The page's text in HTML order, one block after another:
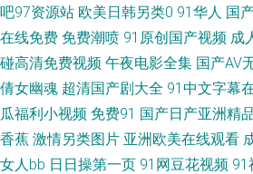
碰 91极品反差 国国国国产在线精品 午夜精品
网站 亚洲第十一页无码AV 豆花黑料成人 亚洲
草 黄色片免费在线观看 爱豆传媒免费播放 婷婷
性爱91网 91啪啪啪免费网址 久热大香蕉 91av
吧97资源站 欧美日韩另类0 91华人 国
在线免费 免费潮喷 91原创国产视频 成
碰高清免费视频 午夜电影全集 国产AV
倩女幽魂 超清国产剧大全 91中文字幕
瓜福利小视频 免费91 国产日产亚洲精
香蕉 激情另类图片 亚洲欧美在线观看
女人bb 日日操第一页 91网豆花视频 91